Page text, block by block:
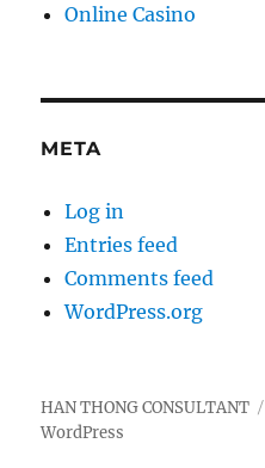
Online Casino
META
Log in
Entries feed
Comments feed
WordPress.org
HAN THONG CONSULTANT
WordPress